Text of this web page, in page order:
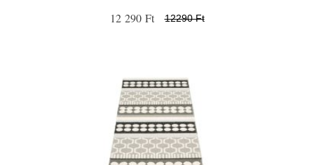
12 290 Ft 12290 Ft